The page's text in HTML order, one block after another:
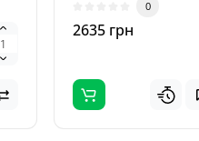
термовоздушной ..
0
2635 грн